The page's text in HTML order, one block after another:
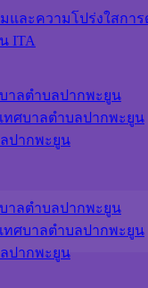
าลตำบลปากพะยูน
ทศบาลตำบลปากพะยูน
ปากพะยูน
และความโปร่งใสกา
ITA
าลตำบลปากพะยูน
ทศบาลตำบลปากพะยูน
ปากพะยูน